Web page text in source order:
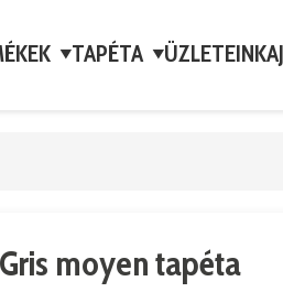
▼TAPÉTA ▼ÜZLETEINK
moyen tapéta